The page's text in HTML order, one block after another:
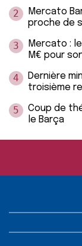
2
Mercato
proche de
3
Mercato :
M€ pour
4
Dernière
troisième
5
Coup de
le Barça